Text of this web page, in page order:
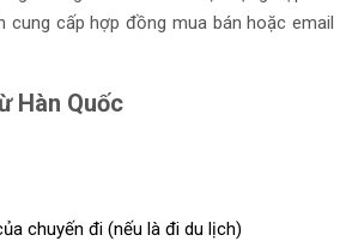
cung cấp hợp đồng mua bán hoặc email
Hàn Quốc
chuyến đi (nếu là đi du lịch)